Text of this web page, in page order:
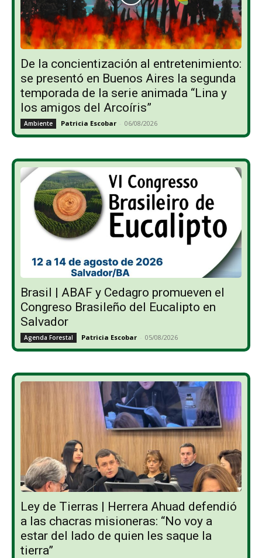
De la concientización al entretenimiento:
se presentó en Buenos Aires la segunda
temporada de la serie animada “Lina y
los amigos del Arcoíris”
Ambiente Patricia Escobar - 06/08/2026
Brasil | ABAF y Cedagro promueven el
Congreso Brasileño del Eucalipto en
Salvador
Agenda Forestal Patricia Escobar - 05/08/2026
Ley de Tierras | Herrera Ahuad defendió
a las chacras misioneras: “No voy a
estar del lado de quien les saque la
tierra”